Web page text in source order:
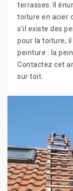
terrasses. Il
toiture en acier
s’il existe des
pour la toiture,
peinture : la
Contactez cet
sur toit.